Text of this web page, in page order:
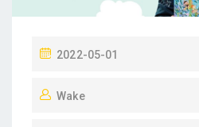
P
S
2022-05-01
Wake